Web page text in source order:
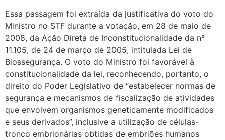
Essa passagem foi extraída da justificativa do voto do
Ministro no STF durante a votação, em 28 de maio de
2008, da Ação Direta de Inconstitucionalidade da nº
11.105, de 24 de março de 2005, intitulada Lei de
Biossegurança. O voto do Ministro foi favorável à
constitucionalidade da lei, reconhecendo, portanto, o
direito do Poder Legislativo de “estabelecer normas de
segurança e mecanismos de fiscalização de atividades
que envolvem organismos geneticamente modificados
e seus derivados”, inclusive a utilização de células-
tronco embrionárias obtidas de embriões humanos